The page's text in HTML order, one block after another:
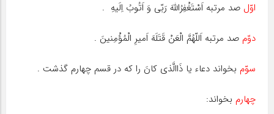
اوّل صد مرتبه اَسْتَغْفِرُاللّهَ رَبّى وَ اَتُوبُ اِلَیهِ .
دوّم صد مرتبه اَللّهُمَّ الْعَنْ قَتَلَهَ اَمیرِ الْمُؤْمِنینَ .
سوّم بخواند دعاء یا ذَاالَّذى کانَ را که در قسم چهارم گذشت .
چهارم بخواند: